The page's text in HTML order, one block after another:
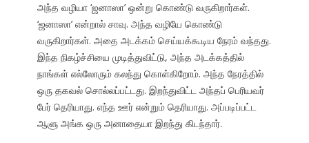
அந்த வழியா ‘ஜனாஸா’ ஒன்று கொண்டு வருகிறார்கள்.
‘ஜனாஸா’ என்றால் சாவு. அந்த வழியே கொண்டு
வருகிறார்கள். அதை அடக்கம் செய்யக்கூடிய நேரம் வந்தது.
இந்த நிகழ்ச்சியை முடித்துவிட்டு, அந்த அடக்கத்தில்
நாங்கள் எல்லோரும் கலந்து கொள்கிறோம். அந்த நேரத்தில்
ஒரு தகவல் சொல்லப்பட்டது. இறந்துவிட்ட அந்தப் பெரியவர்
பேர் தெரியாது. எந்த ஊர் என்றும் தெரியாது. அப்படிப்பட்ட
ஆளு அங்க ஒரு அனாதையா இறந்து கிடந்தார்.